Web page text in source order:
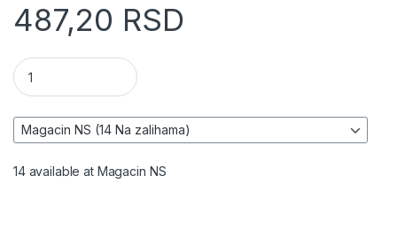
487,20 RSD
Burgija za drvo (spiralna) - BLADE BBDS količina
14 available at Magacin NS